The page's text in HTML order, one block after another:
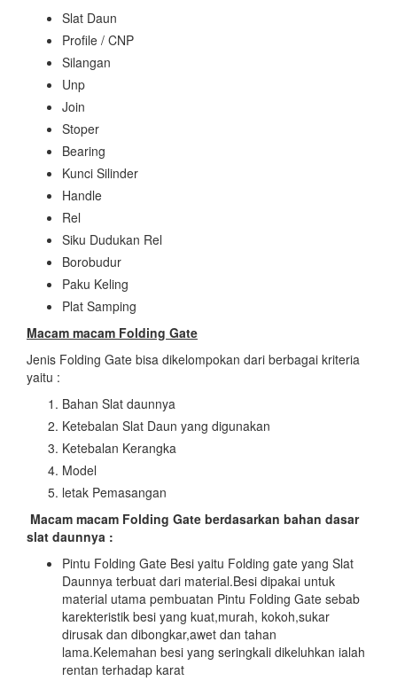
Slat Daun
Profile / CNP
Silangan
Unp
Join
Stoper
Bearing
Kunci Silinder
Handle
Rel
Siku Dudukan Rel
Borobudur
Paku Keling
Plat Samping
Macam macam Folding Gate
Jenis Folding Gate bisa dikelompokan dari berbagai kriteria
yaitu :
Bahan Slat daunnya
Ketebalan Slat Daun yang digunakan
Ketebalan Kerangka
Model
letak Pemasangan
Macam macam Folding Gate berdasarkan bahan dasar
slat daunnya :
Pintu Folding Gate Besi yaitu Folding gate yang Slat
Daunnya terbuat dari material.Besi dipakai untuk
material utama pembuatan Pintu Folding Gate sebab
karekteristik besi yang kuat,murah, kokoh,sukar
dirusak dan dibongkar,awet dan tahan
lama.Kelemahan besi yang seringkali dikeluhkan ialah
rentan terhadap karat